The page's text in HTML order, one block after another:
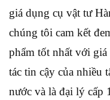
giá dụng cụ vật tư
chúng tôi cam kết
phẩm tốt nhất với
tác tin cậy của nhiều
nước và là đại lý cấp